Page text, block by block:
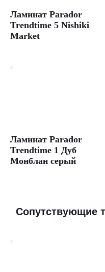
Ламинат Parador
Trendtime 5 Nishiki
Market
Ламинат Parador
Trendtime 1 Дуб
Монблан серый
Сопутствующие